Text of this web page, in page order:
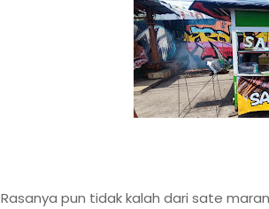
Rasanya pun tidak kalah dari sate